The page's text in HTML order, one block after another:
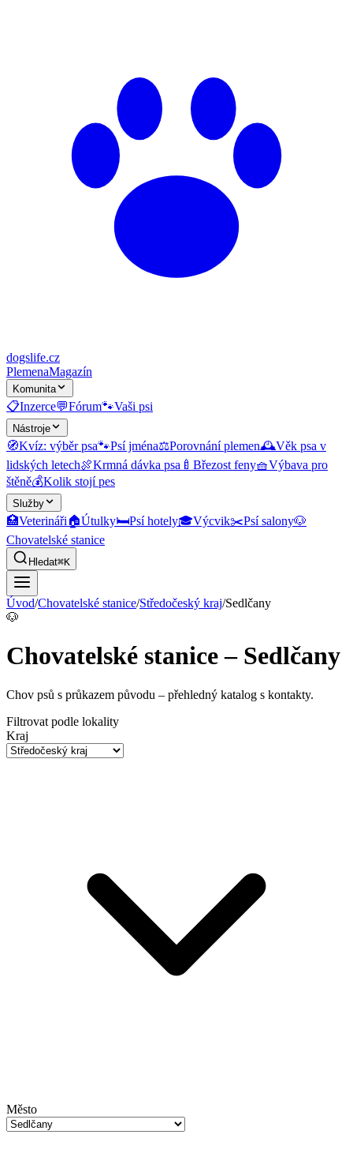
dogslife.cz
PlemenaMagazín
Komunita
📋Inzerce💬Fórum🐾Vaši psi
Nástroje
🧭Kvíz: výběr psa🐾Psí jména⚖️Porovnání plemen🕰️Věk psa v
lidských letech🍖Krmná dávka psa 🍼 Březost feny🧺Výbava pro
štěně💰Kolik stojí pes
Služby
🏥Veterináři🏠Útulky🛏️Psí hotely🎓Výcvik✂️Psí salony🐶
Chovatelské stanice
Hledat⌘K
Úvod/Chovatelské stanice/Středočeský kraj/Sedlčany
🐶
Chovatelské stanice – Sedlčany
Chov psů s průkazem původu – přehledný katalog s kontakty.
Filtrovat podle lokality
Kraj
Město